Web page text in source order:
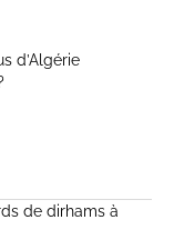
d’Algérie
de dirhams à